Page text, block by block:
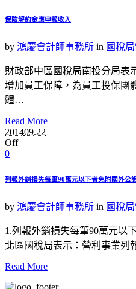
保險解約金應申報收入
by 鴻慶會計師事務所 in 國稅
財政部中區國稅局南投分局表
增加員工保障，為員工投保團
體…
Read More
201409.22
Off
0
列報外銷損失每筆90萬元以下者免附國外公
by 鴻慶會計師事務所 in 國稅
1.列報外銷損失每筆90萬元以
北區國稅局表示：營利事業
Read More